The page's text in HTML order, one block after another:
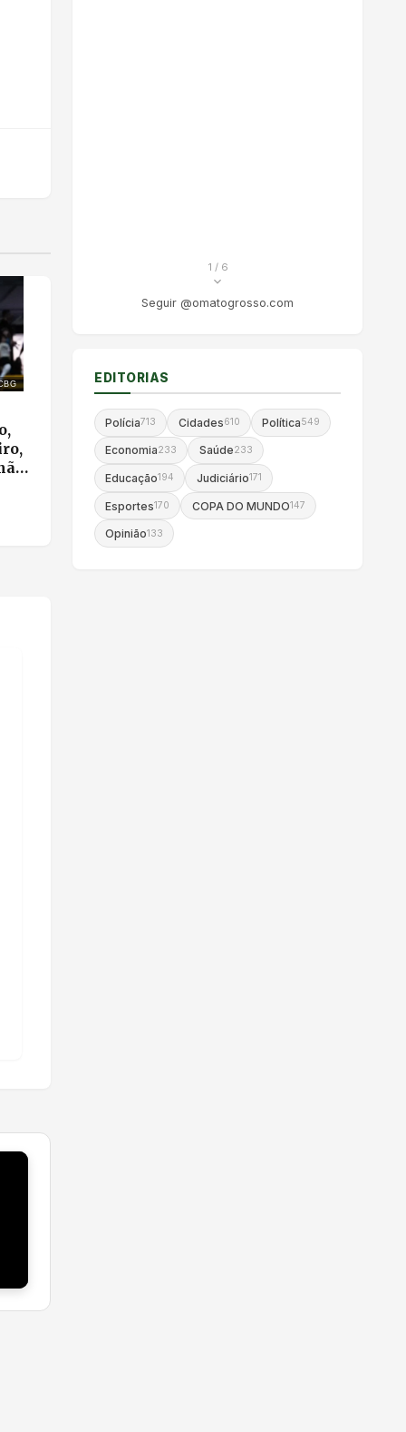
1 / 6
Seguir @omatogrosso.com
EDITORIAS
Polícia713 Cidades610 Política549
Economia233 Saúde233
Educação194 Judiciário171
Esportes170 COPA DO MUNDO147
Opinião133